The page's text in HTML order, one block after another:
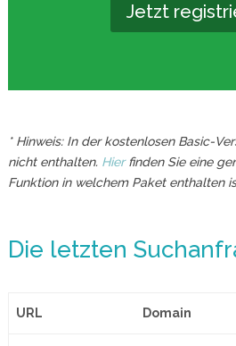
Jetzt
* Hinweis: In der kostenlosen Basic-
nicht enthalten. Hierfinden Sie eine
Funktion in welchem Paket enthalten
Die letzten
URL Domain